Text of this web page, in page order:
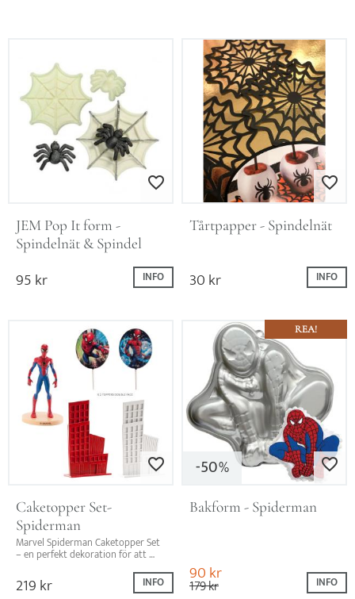
Lägg till i favoriter
JEM Pop It form -
Spindelnät & Spindel
95kr INFO
Lägg till i
Tårtpapper - Spindelnät
30kr INFO
Lägg till i favoriter
Caketopper Set-
Spiderman
Marvel Spiderman Caketopper Set
– en perfekt dekoration för att
bakverk för Marvel-fans.
219kr INFO
Lägg till i
50%
Bakform - Spiderman
90kr
179kr
REA!
INFO